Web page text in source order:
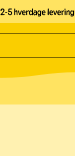
2-5 hverdage levering